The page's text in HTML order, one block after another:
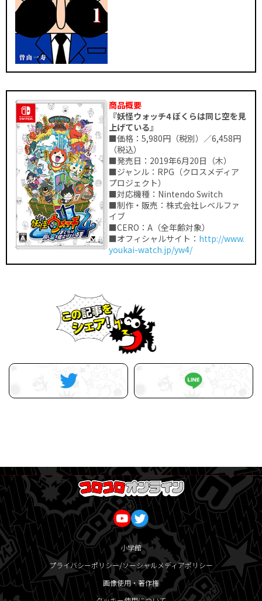
商品概要
『妖怪ウォッチ4 ぼくらは同じ空を見
上げている』
■価格：5,980円（税別）／6,458円
（税込）
■発売日：2019年6月20日（木）
■ジャンル：RPG（クロスメディア
プロジェクト）
■対応機種：Nintendo Switch
■制作・販売：株式会社レベルファ
イブ
■CERO：A（全年齢対象）
■オフィシャルサイト： http://www.
youkai-watch.jp/yw4/
小学館
プライバシーポリシー/ソーシャルメディアポリシー
画像使用・著作権